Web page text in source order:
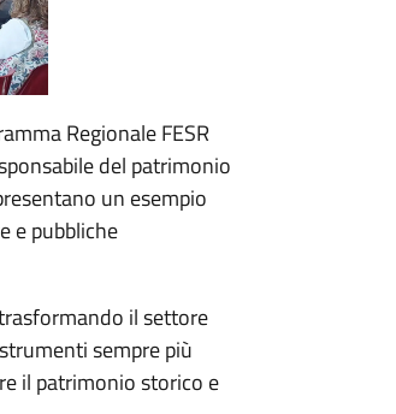
Regionale FESR
del patrimonio
un esempio
e pubbliche
il settore
sempre più
il patrimonio storico e